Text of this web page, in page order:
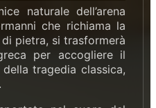
naturale dell’arena
che richiama la
pietra, si trasformerà
per accogliere il
tragedia classica,